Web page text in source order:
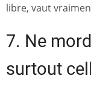
libre, vaut
7. Ne
surtout